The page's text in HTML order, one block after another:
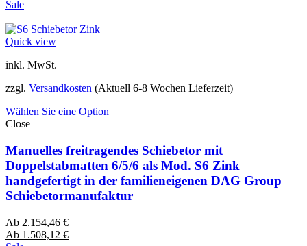
Sale
Quick view
inkl. MwSt.
zzgl. Versandkosten (Aktuell 6-8 Wochen Lieferzeit)
Wählen Sie eine Option
Close
Manuelles freitragendes Schiebetor mit
Doppelstabmatten 6/5/6 als Mod. S6 Zink
handgefertigt in der familieneigenen DAG Group
Schiebetormanufaktur
Ab2.154,46€
Ab 1.508,12 €